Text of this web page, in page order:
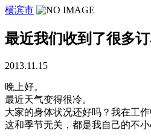
横滨市
最近我们收到了很多
2013.11.15
晚上好。
最近天气变得很冷。
大家的身体状况还好吗？我在工
这和季节无关，都是我自己的不